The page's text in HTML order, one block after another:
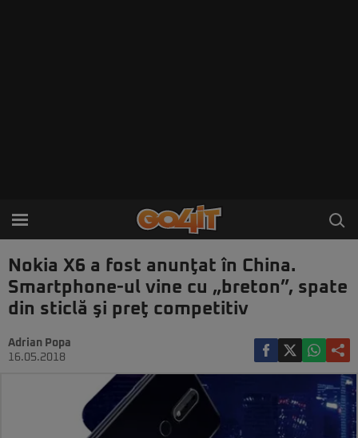
Nokia X6 a fost anunţat în China.
Smartphone-ul vine cu „breton”, spate
din sticlă şi preţ competitiv
Adrian Popa
16.05.2018